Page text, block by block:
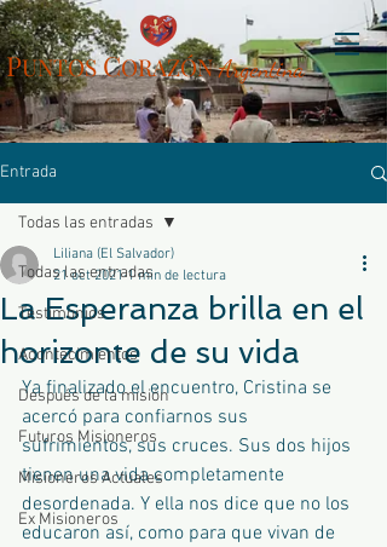
PUNTOSCORAZÓNArgentina
Entrada
Todas las entradas
Testimonios
Acontecimientos
Después de la misión
Futuros Misioneros
Misioneros Actuales
Ex Misioneros
Todas las entradas
La Esperanza brilla en el
horizonte de su vida
Liliana (El Salvador)
21 oct 2021 1 min de lectura
Ya finalizado el encuentro, Cristina se
acercó para confiarnos sus
sufrimientos, sus cruces. Sus dos hijos
tienen una vida completamente
desordenada. Y ella nos dice que no los
educaron así, como para que vivan de